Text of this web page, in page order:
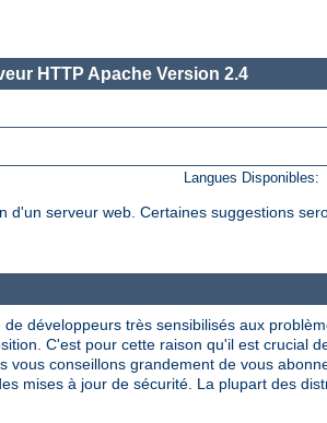
HTTP Apache Version 2.4
Langues Disponibles:
d'un serveur web. Certaines suggestions
développeurs très sensibilisés aux
C'est pour cette raison qu'il est crucial
vous conseillons grandement de vous
mises à jour de sécurité. La plupart des